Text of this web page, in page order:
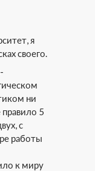
я
своего.
ни
5
с
работы
к миру